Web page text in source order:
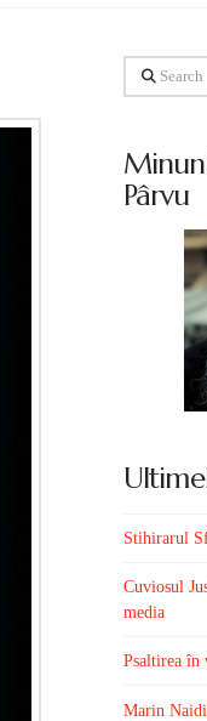
Search
Pârvu
Stihirarul
Cuviosul
media
Psaltirea în
Marin